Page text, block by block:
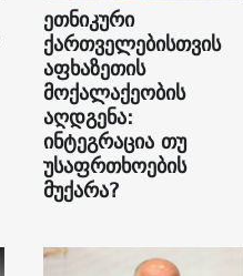
ეთნიკური
ქართველებისთვის
აფხაზეთის
მოქალაქეობის
აღდგენა:
ინტეგრაცია თუ
უსაფრთხოების
მუქარა?